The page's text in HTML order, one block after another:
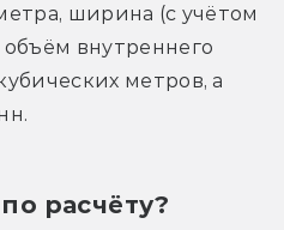
ширина (с учётом
внутреннего
метров, а
расчёту?